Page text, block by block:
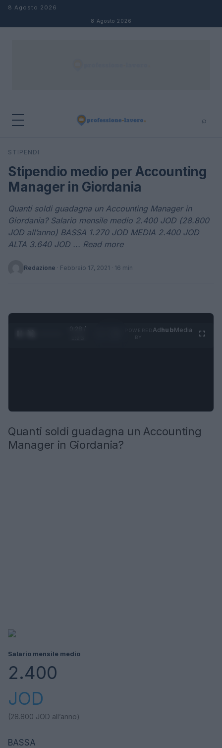
Salta al contenuto
8 Agosto 2026
8 Agosto 2026
⌕
Cerca
STIPENDI
Stipendio medio per Accounting
Manager in Giordania
Quanti soldi guadagna un Accounting Manager in
Giordania? Salario mensile medio 2.400 JOD (28.800
JOD all’anno) BASSA 1.270 JOD MEDIA 2.400 JOD
ALTA 3.640 JOD ... Read more
Redazione · Febbraio 17, 2021 · 16 min
0:29 /
AdhubMedia
Quanti soldi guadagna un Accounting
Manager in Giordania?
Salario mensile medio
2.400
JOD
(28.800 JOD all’anno)
BASSA